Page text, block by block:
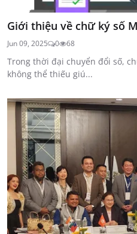
Giới thiệu về chữ ký số
Jun 09, 2025 0 68
Trong thời đại chuyển đổi số,
không thể thiếu giú...